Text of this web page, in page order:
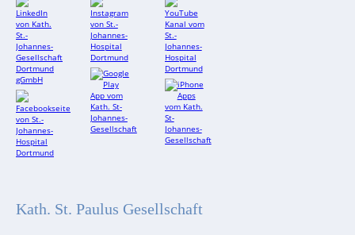
Kath. St. Paulus Gesellschaft